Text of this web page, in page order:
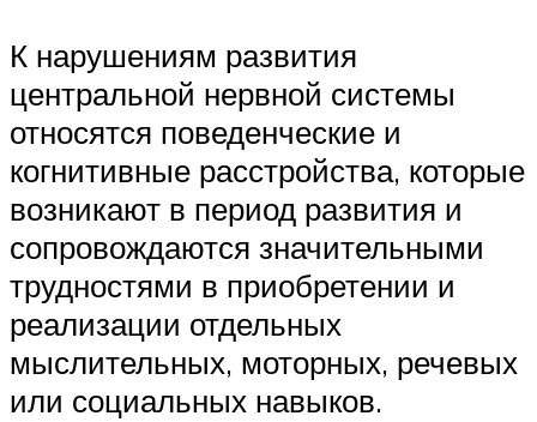
К нарушениям развития
центральной нервной системы
относятся поведенческие и
когнитивные расстройства, которые
возникают в период развития и
сопровождаются значительными
трудностями в приобретении и
реализации отдельных
мыслительных, моторных, речевых
или социальных навыков.